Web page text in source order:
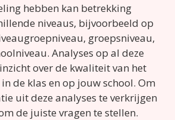
hebben kan betrekking
niveaus, bijvoorbeeld op
groepsniveau,
Analyses op al deze
over de kwaliteit van het
de klas en op jouw school. Om
uit deze analyses te verkrijgen
de juiste vragen te stellen.